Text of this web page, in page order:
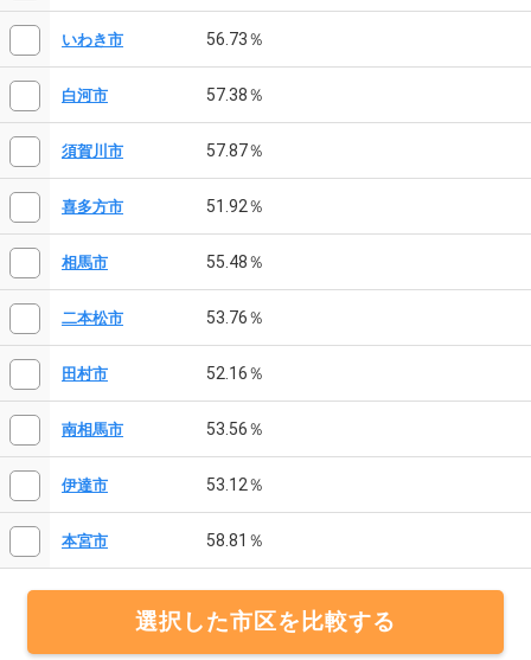
いわき市 56.73％
白河市 57.38％
須賀川市 57.87％
喜多方市 51.92％
相馬市 55.48％
二本松市 53.76％
田村市 52.16％
南相馬市 53.56％
伊達市 53.12％
本宮市 58.81％
選択した市区を比較する